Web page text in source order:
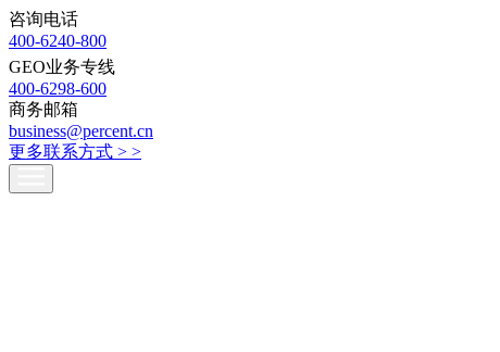
咨询电话
400-6240-800
GEO业务专线
400-6298-600
商务邮箱
business@percent.cn
更多联系方式 > >